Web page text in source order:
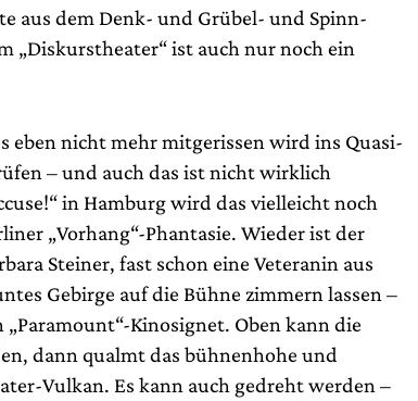
aus dem Denk- und Grübel- und Spinn-
„Diskurstheater“ ist auch nur noch ein
eben nicht mehr mitgerissen wird ins Quasi-
– und auch das ist nicht wirklich
in Hamburg wird das vielleicht noch
„Vorhang“-Phantasie. Wieder ist der
Steiner, fast schon eine Veteranin aus
Gebirge auf die Bühne zimmern lassen –
Kinosignet. Oben kann die
dann qualmt das bühnenhohe und
Vulkan. Es kann auch gedreht werden –